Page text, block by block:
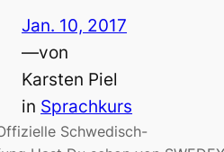
Jan. 10, 2017
—von
Karsten Piel
in Sprachkurs
Schwedisch-